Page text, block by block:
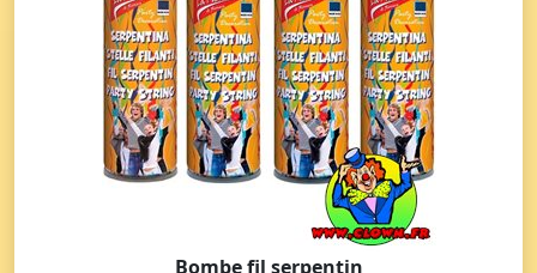
Bombe fil serpentin